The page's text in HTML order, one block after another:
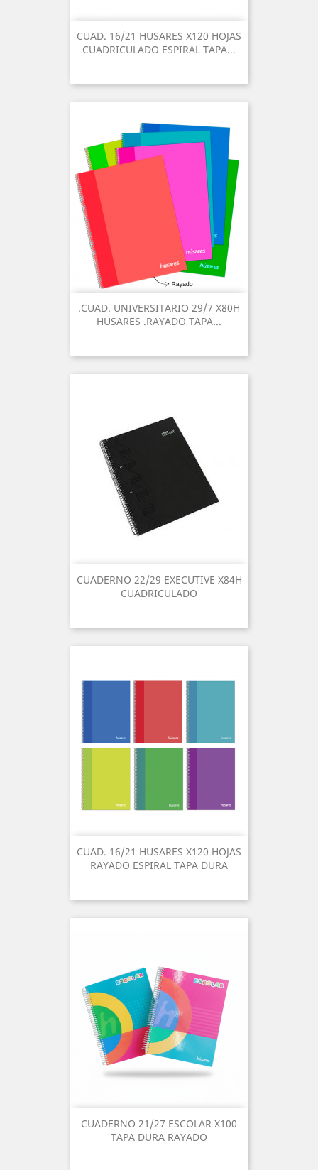
CUAD. 16/21 HUSARES X120 HOJAS
CUADRICULADO ESPIRAL TAPA...
.CUAD. UNIVERSITARIO 29/7 X80H
HUSARES .RAYADO TAPA...
CUADERNO 22/29 EXECUTIVE X84H
CUADRICULADO
CUAD. 16/21 HUSARES X120 HOJAS
RAYADO ESPIRAL TAPA DURA
CUADERNO 21/27 ESCOLAR X100
TAPA DURA RAYADO